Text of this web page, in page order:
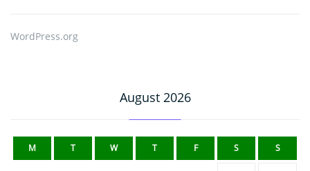
WordPress.org
August 2026
M T W T F S S